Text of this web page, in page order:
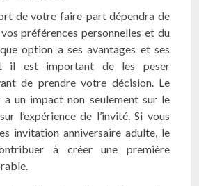
de votre faire-part dépendra de
préférences personnelles et du
option a ses avantages et ses
il est important de les peser
de prendre votre décision. Le
un impact non seulement sur le
l’expérience de l’invité. Si vous
invitation anniversaire adulte, le
à créer une première